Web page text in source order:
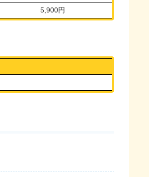
5,900円